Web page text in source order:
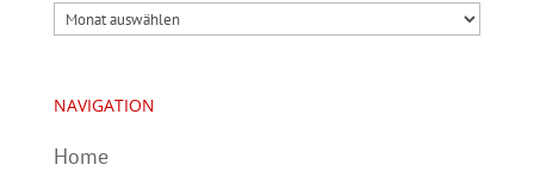
Archiv
NAVIGATION
Home